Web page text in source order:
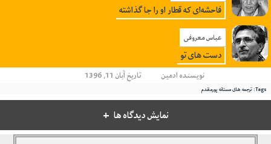
فاحشه‌ای که قطار او را جا گذاشته
عباس معروفی
دست های تو
نویسندهادمین تاریخ آبان 11, 1396
Tags: ترجمه های مستانه پورمقدم
نمایش دیدگاه ها